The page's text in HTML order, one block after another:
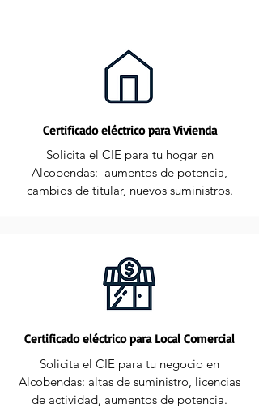
Certificado eléctrico para Vivienda
Solicita el CIE para tu hogar en
Alcobendas: aumentos de potencia,
cambios de titular, nuevos suministros.
Certificado eléctrico para Local Comercial
Solicita el CIE para tu negocio en
Alcobendas: altas de suministro, licencias
de actividad, aumentos de potencia.